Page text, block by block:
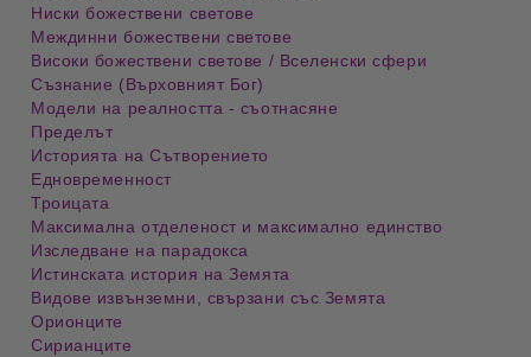
Ниски божествени светове
Междинни божествени светове
Високи божествени светове / Вселенски сфери
Съзнание (Върховният Бог)
Модели на реалността - съотнасяне
Пределът
Историята на Сътворението
Едновременност
Троицата
Максимална отделеност и максимално единство
Изследване на парадокса
Истинската история на Земята
Видове извънземни, свързани със Земята
Орионците
Сирианците